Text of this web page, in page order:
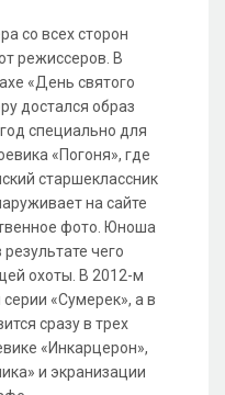
со всех сторон
режиссеров. В
«День святого
достался образ
специально для
«Погоня», где
старшеклассник
на сайте
фото. Юноша
чего
охоты. В 2012-м
«Сумерек», а в
сразу в трех
«Инкарцерон»,
и экранизации